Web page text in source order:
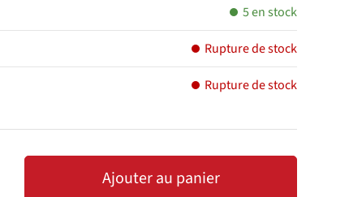
5 en stock
Rupture de stock
Rupture de stock
AUGMENTER LA QUANTITÉ
Ajouter au panier